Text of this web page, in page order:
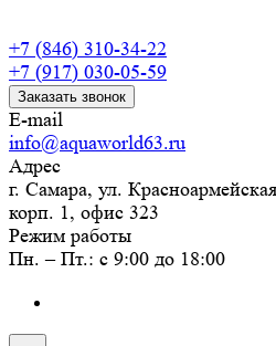
+7 (846) 310-34-22
+7 (917) 030-05-59
Заказать звонок
E-mail
info@aquaworld63.ru
Адрес
г. Самара, ул.
корп. 1, офис 323
Режим работы
Пн. – Пт.: с 9:00 до 18:00